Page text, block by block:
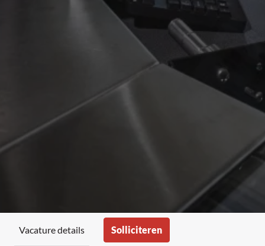
Vacature details Solliciteren